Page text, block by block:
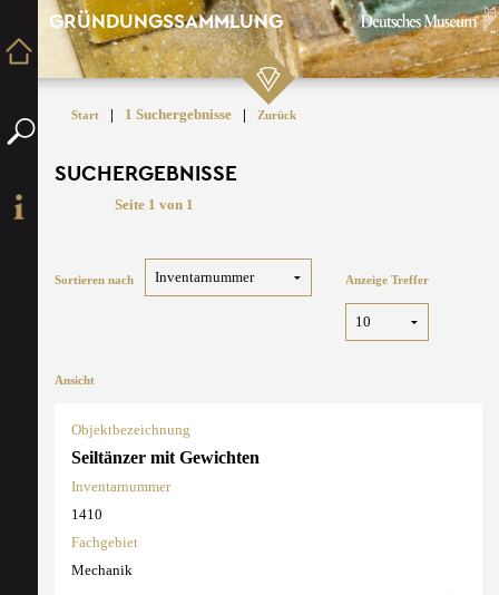
GRÜNDUNGSSAMMLUNG
Start | 1 Suchergebnisse | Zurück
SUCHERGEBNISSE
Seite 1 von 1
Sortieren nach Anzeige Treffer
Ansicht
Objektbezeichnung
Seiltänzer mit Gewichten
Inventarnummer
1410
Fachgebiet
Mechanik